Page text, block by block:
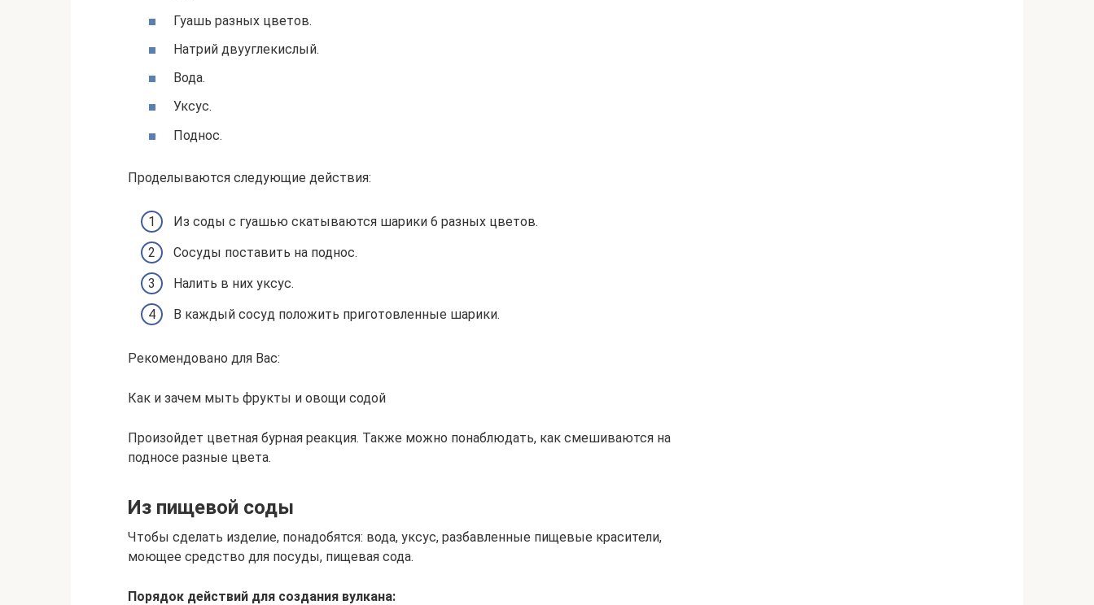
Гуашь разных цветов.
Натрий двууглекислый.
Вода.
Уксус.
Поднос.
Проделываются следующие действия:
Из соды с гуашью скатываются шарики 6 разных цветов.
Сосуды поставить на поднос.
Налить в них уксус.
В каждый сосуд положить приготовленные шарики.
Рекомендовано для Вас:
Как и зачем мыть фрукты и овощи содой
Произойдет цветная бурная реакция. Также можно понаблюдать, как смешиваются на
подносе разные цвета.
Из пищевой соды
Чтобы сделать изделие, понадобятся: вода, уксус, разбавленные пищевые красители,
моющее средство для посуды, пищевая сода.
Порядок действий для создания вулкана: